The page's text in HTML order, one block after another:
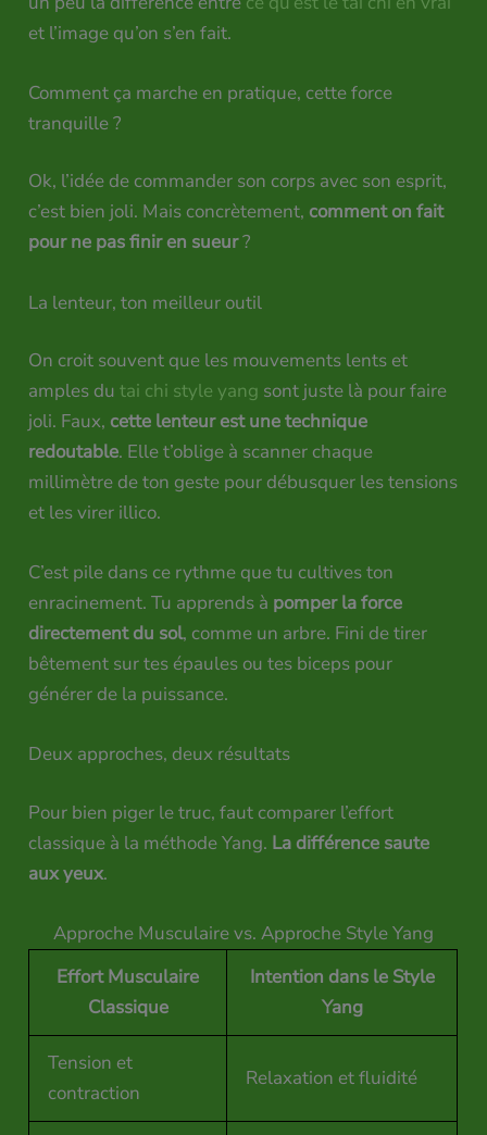
et l’image qu’on s’en fait.
Comment ça marche en pratique, cette force
tranquille ?
Ok, l’idée de commander son corps avec son esprit,
c’est bien joli. Mais concrètement, comment on fait
pour ne pas finir en sueur?
La lenteur, ton meilleur outil
On croit souvent que les mouvements lents et
amples dutai chi style yang sont juste là pour faire
joli. Faux, cette lenteur est une technique
redoutable. Elle t’oblige à scanner chaque
millimètre de ton geste pour débusquer les tensions
et les virer illico.
C’est pile dans ce rythme que tu cultives ton
enracinement. Tu apprends à pomper la force
directement du sol, comme un arbre. Fini de tirer
bêtement sur tes épaules ou tes biceps pour
générer de la puissance.
Deux approches, deux résultats
Pour bien piger le truc, faut comparer l’effort
classique à la méthode Yang. La différence saute
aux yeux.
Approche Musculaire vs. Approche Style Yang
Effort Musculaire
Classique
Intention dans le Style
Yang
Tension et
contraction
Relaxation et fluidité